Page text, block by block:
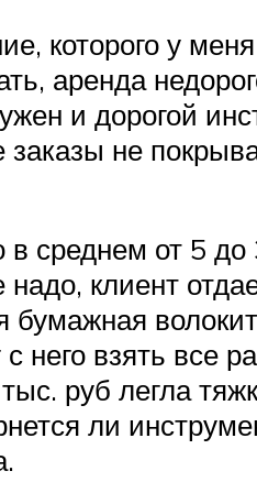
которого у
аренда
и дорогой
не
в среднем от 5
клиент
бумажная
взять все
руб легла
ли